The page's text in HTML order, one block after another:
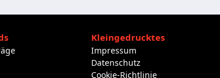
Kleingedrucktes
Impressum
Datenschutz
Cookie-Richtlinie